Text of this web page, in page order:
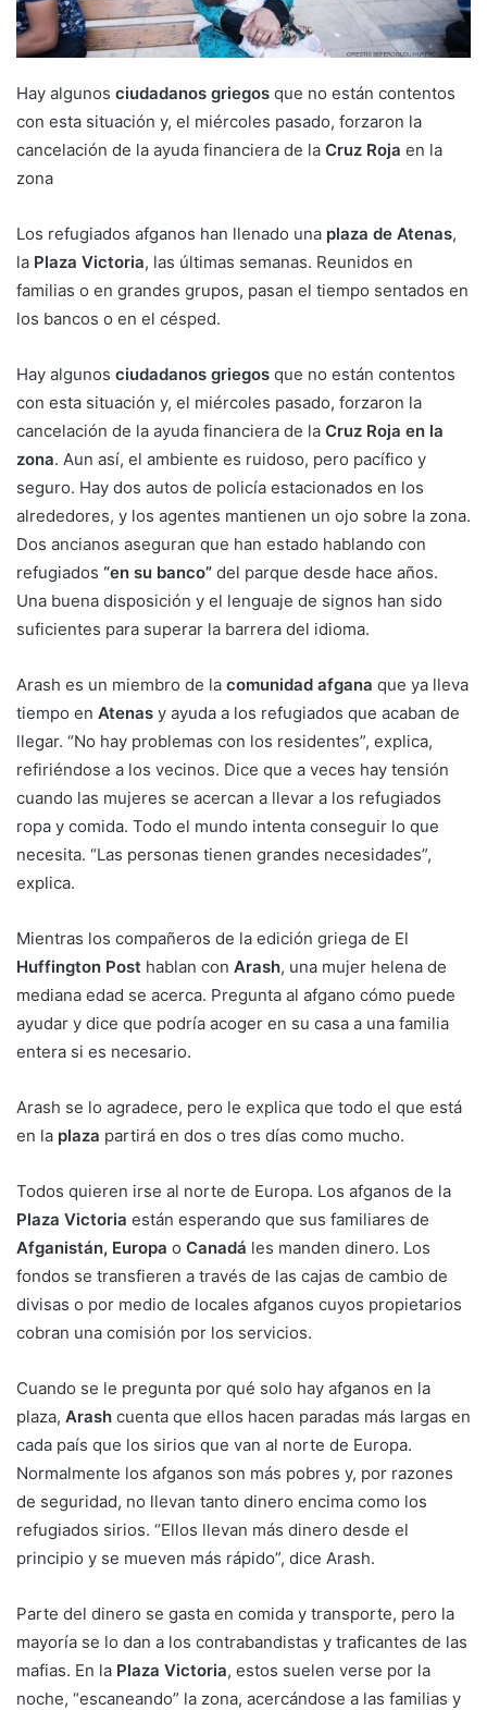
Hay algunos ciudadanos griegos que no están contentos
con esta situación y, el miércoles pasado, forzaron la
cancelación de la ayuda financiera de la Cruz Roja en la
zona
Los refugiados afganos han llenado una plaza de Atenas,
la Plaza Victoria, las últimas semanas. Reunidos en
familias o en grandes grupos, pasan el tiempo sentados en
los bancos o en el césped.
Hay algunos ciudadanos griegos que no están contentos
con esta situación y, el miércoles pasado, forzaron la
cancelación de la ayuda financiera de la Cruz Roja en la
zona. Aun así, el ambiente es ruidoso, pero pacífico y
seguro. Hay dos autos de policía estacionados en los
alrededores, y los agentes mantienen un ojo sobre la zona.
Dos ancianos aseguran que han estado hablando con
refugiados “en su banco” del parque desde hace años.
Una buena disposición y el lenguaje de signos han sido
suficientes para superar la barrera del idioma.
Arash es un miembro de la comunidad afgana que ya lleva
tiempo en Atenas y ayuda a los refugiados que acaban de
llegar. “No hay problemas con los residentes”, explica,
refiriéndose a los vecinos. Dice que a veces hay tensión
cuando las mujeres se acercan a llevar a los refugiados
ropa y comida. Todo el mundo intenta conseguir lo que
necesita. “Las personas tienen grandes necesidades”,
explica.
Mientras los compañeros de la edición griega de El
Huffington Post hablan con Arash, una mujer helena de
mediana edad se acerca. Pregunta al afgano cómo puede
ayudar y dice que podría acoger en su casa a una familia
entera si es necesario.
Arash se lo agradece, pero le explica que todo el que está
en la plaza partirá en dos o tres días como mucho.
Todos quieren irse al norte de Europa. Los afganos de la
Plaza Victoria están esperando que sus familiares de
Afganistán, Europa o Canadá les manden dinero. Los
fondos se transfieren a través de las cajas de cambio de
divisas o por medio de locales afganos cuyos propietarios
cobran una comisión por los servicios.
Cuando se le pregunta por qué solo hay afganos en la
plaza, Arash cuenta que ellos hacen paradas más largas en
cada país que los sirios que van al norte de Europa.
Normalmente los afganos son más pobres y, por razones
de seguridad, no llevan tanto dinero encima como los
refugiados sirios. “Ellos llevan más dinero desde el
principio y se mueven más rápido”, dice Arash.
Parte del dinero se gasta en comida y transporte, pero la
mayoría se lo dan a los contrabandistas y traficantes de las
mafias. En la Plaza Victoria, estos suelen verse por la
noche, “escaneando” la zona, acercándose a las familias y